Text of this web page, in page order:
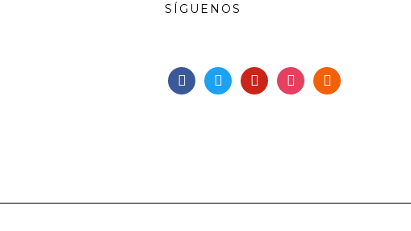
SÍGUENOS
facebooktwitter pinterestinstagramrss